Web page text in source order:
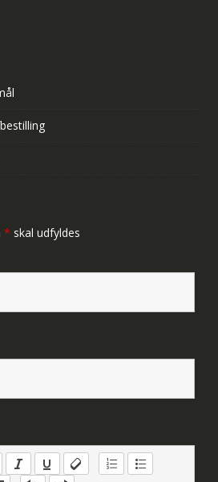
* skal udfyldes